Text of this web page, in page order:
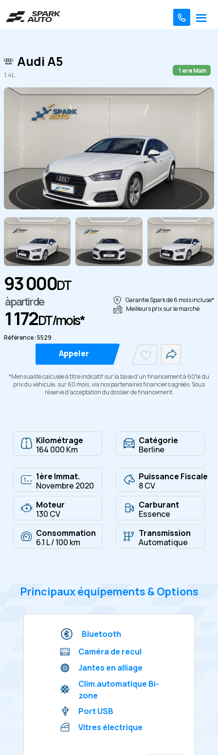
Audi A5
1.4L 1 ere Main
93 000DT
à partir de
1 172DT/mois*
Référence : 5529
Garantie Spark de 6 mois incluse*
Meilleurs prix sur le marché
Appeler
*Mensualité calculée à titre indicatif sur la base d'un financement à 60% du
prix du véhicule, sur 60 mois, via nos partenaires financiers agréés. Sous
réserve d'acceptation du dossier de financement.
Kilométrage
164 000 Km
Catégorie
Berline
1ère Immat.
Novembre 2020
Puissance Fiscale
8 CV
Moteur
130 CV
Carburant
Essence
Consommation
6.1 L / 100 km
Transmission
Automatique
Principaux équipements & Options
Bluetooth
Caméra de recul
Jantes en alliage
Clim.automatique Bi-
zone
Port USB
Vitres électrique
Copier